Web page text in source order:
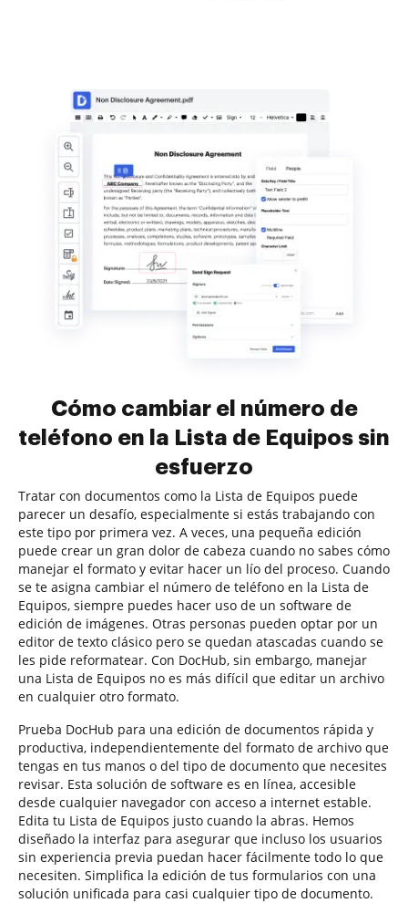
Cómo cambiar el número de
teléfono en la Lista de Equipos sin
esfuerzo
Tratar con documentos como la Lista de Equipos puede
parecer un desafío, especialmente si estás trabajando con
este tipo por primera vez. A veces, una pequeña edición
puede crear un gran dolor de cabeza cuando no sabes cómo
manejar el formato y evitar hacer un lío del proceso. Cuando
se te asigna cambiar el número de teléfono en la Lista de
Equipos, siempre puedes hacer uso de un software de
edición de imágenes. Otras personas pueden optar por un
editor de texto clásico pero se quedan atascadas cuando se
les pide reformatear. Con DocHub, sin embargo, manejar
una Lista de Equipos no es más difícil que editar un archivo
en cualquier otro formato.
Prueba DocHub para una edición de documentos rápida y
productiva, independientemente del formato de archivo que
tengas en tus manos o del tipo de documento que necesites
revisar. Esta solución de software es en línea, accesible
desde cualquier navegador con acceso a internet estable.
Edita tu Lista de Equipos justo cuando la abras. Hemos
diseñado la interfaz para asegurar que incluso los usuarios
sin experiencia previa puedan hacer fácilmente todo lo que
necesiten. Simplifica la edición de tus formularios con una
solución unificada para casi cualquier tipo de documento.